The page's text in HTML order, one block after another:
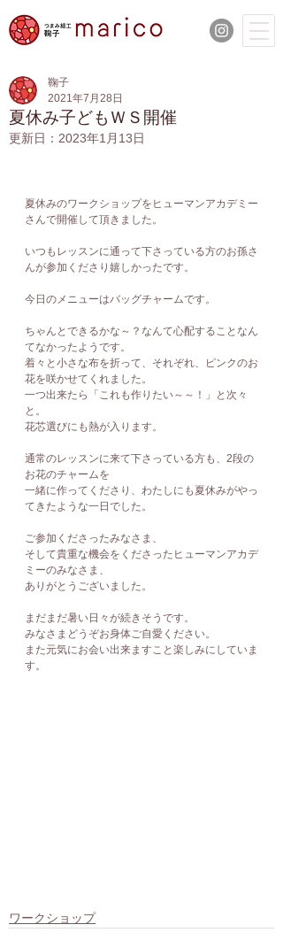
夏休み子どもＷＳ開催
鞠子
2021年7月28日
更新日： 2023年1月13日
夏休みのワークショップをヒューマンアカデミー
さんで開催して頂きました。
いつもレッスンに通って下さっている方のお孫さ
んが参加くださり嬉しかったです。
今日のメニューはバッグチャームです。
ちゃんとできるかな～？なんて心配することなん
てなかったようです。
着々と小さな布を折って、それぞれ、ピンクのお
花を咲かせてくれました。
一つ出来たら「これも作りたい～～！」と次々
と。
花芯選びにも熱が入ります。
通常のレッスンに来て下さっている方も、2段の
お花のチャームを
一緒に作ってくださり、わたしにも夏休みがやっ
てきたような一日でした。
ご参加くださったみなさま、
そして貴重な機会をくださったヒューマンアカデ
ミーのみなさま、
ありがとうございました。
まだまだ暑い日々が続きそうです。
みなさまどうぞお身体ご自愛ください。
また元気にお会い出来ますこと楽しみにしていま
す。
ワークショップ